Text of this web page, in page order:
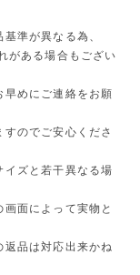
準が異なる為、
がある場合もござい
早めにご連絡をお願
のでご安心くださ
イズと若干異なる場
面によって実物と
返品は対応出来かね